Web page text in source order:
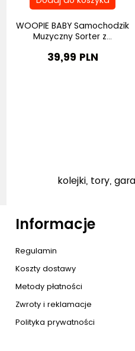
WOOPIE BABY Samochodzik
Muzyczny Sorter z...
39,99 PLN
kolejki, tory,
Informacje
Regulamin
Koszty dostawy
Metody płatności
Zwroty i reklamacje
Polityka prywatności